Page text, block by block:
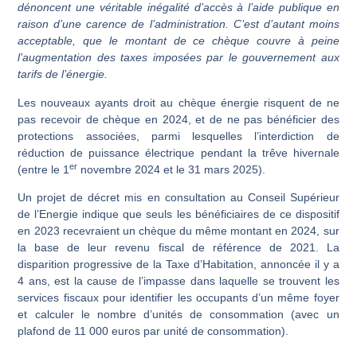
dénoncent une véritable inégalité d’accès à l’aide publique en
raison d’une carence de l’administration. C’est d’autant moins
acceptable, que le montant de ce chèque couvre à peine
l’augmentation des taxes imposées par le gouvernement aux
tarifs de l’énergie.
Les nouveaux ayants droit au chèque énergie risquent de ne
pas recevoir de chèque en 2024, et de ne pas bénéficier des
protections associées, parmi lesquelles l’interdiction de
réduction de puissance électrique pendant la trêve hivernale
(entre le 1er novembre 2024 et le 31 mars 2025).
Un projet de décret mis en consultation au Conseil Supérieur
de l’Energie indique que seuls les bénéficiaires de ce dispositif
en 2023 recevraient un chèque du même montant en 2024, sur
la base de leur revenu fiscal de référence de 2021. La
disparition progressive de la Taxe d’Habitation, annoncée il y a
4 ans, est la cause de l’impasse dans laquelle se trouvent les
services fiscaux pour identifier les occupants d’un même foyer
et calculer le nombre d’unités de consommation (avec un
plafond de 11 000 euros par unité de consommation).